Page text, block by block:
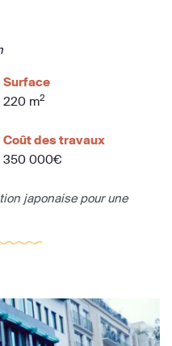
Surface
220 m2
Coût des travaux
350 000€
japonaise pour une